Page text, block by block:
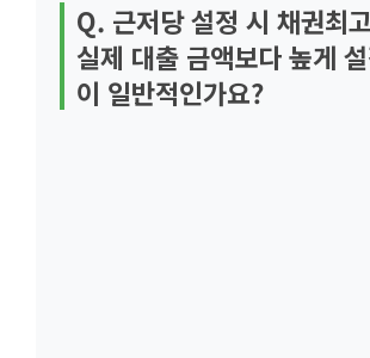
Q. 근저당 설정 시 채권최
실제 대출 금액보다 높게
이 일반적인가요?